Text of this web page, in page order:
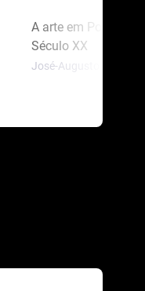
A arte em Portugal no
Século XX
José-Augusto França